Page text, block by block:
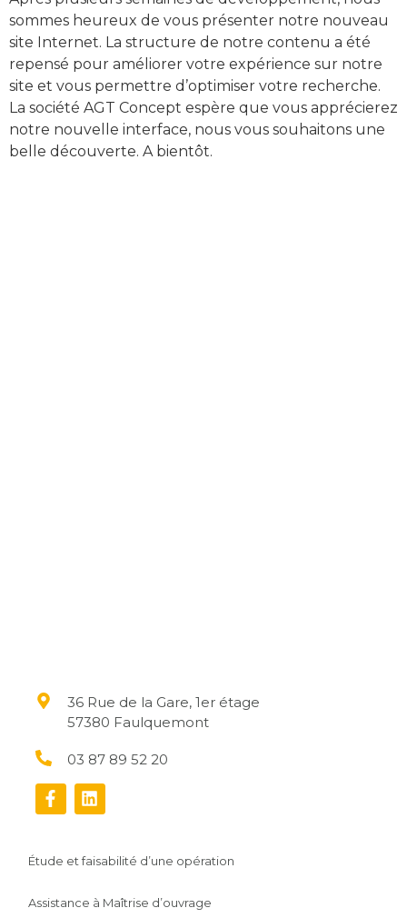
sommes heureux de vous présenter notre nouveau
site Internet. La structure de notre contenu a été
repensé pour améliorer votre expérience sur notre
site et vous permettre d’optimiser votre recherche.
La société AGT Concept espère que vous apprécierez
notre nouvelle interface, nous vous souhaitons une
belle découverte. A bientôt.
36 Rue de la Gare, 1er étage
57380 Faulquemont
03 87 89 52 20
Étude et faisabilité d’une opération
Assistance à Maîtrise d’ouvrage